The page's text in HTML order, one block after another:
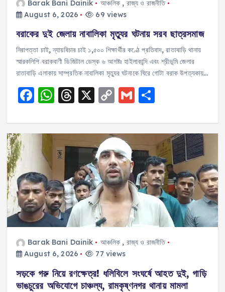
Barak Bani Dainik আঞ্চলিক , রাজ্য ও রাজনীতি
August 6, 2026
69 views
বরাকের দুই জেলায় নাবালিকা মৃত্যুর ঘটনায় সরব ছাত্রসমাজ
নিরাপত্তা চাই, ন্যায়বিচার চাই ১,৫০০ শিক্ষার্থীর কণ্ঠে প্রতিবাদ, রাতাবাড়ি থানায়
স্মারকলিপি বরাকবাণী ডিজিটাল ডেস্ক ৬ আগষ্টঃ হাইলাকান্দি এবং শ্রীভূমি জেলার
রাতাবাড়ি এলাকায় সাম্প্রতিক নাবালিকা মৃত্যুর ঘটনাকে ঘিরে গোটা বরাক উপত্যকায়…
F
c
e
b
o
o
k
W
a
ts
A
p
p
T
re
a
d
s
X C
p
y
Li
n
k
G
ai
S
a
re
Barak Bani Dainik আঞ্চলিক , রাজ্য ও রাজনীতি
August 6, 2026
77 views
সড়কে গরু নিয়ে রণক্ষেত্র! ধলিবিলে সংঘর্ষে আহত দুই, গাড়ি
ভাঙচুরের অভিযোগে চাঞ্চল্য, রামকৃষ্ণনগর থানায় মামলা